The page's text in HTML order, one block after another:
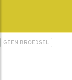
GEEN BROEDSEL